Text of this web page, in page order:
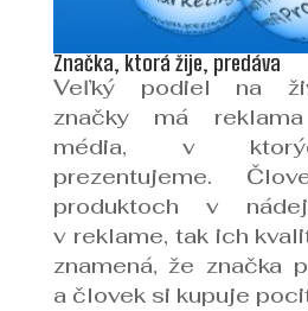
Značka, ktorá žije, predáva
Veľký podiel na
značky má
média, v
prezentujeme.
produktoch v
v reklame, tak ich
znamená, že značka
a človek si kupuje